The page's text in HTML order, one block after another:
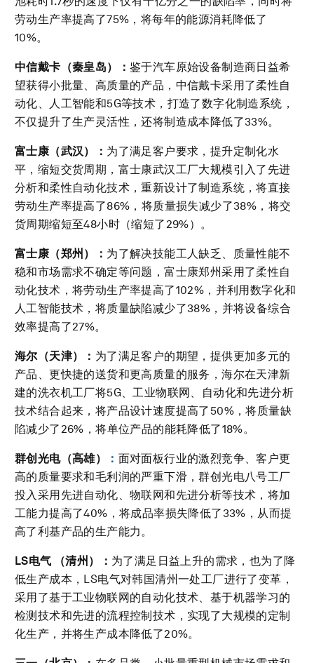
劳动生产率提高了75%，将每年的能源消耗降低了
10%。
中信戴卡（秦皇岛）： 鉴于汽车原始设备制造商日益希
望获得小批量、高质量的产品，中信戴卡采用了柔性自
动化、人工智能和5G等技术，打造了数字化制造系统，
不仅提升了生产灵活性，还将制造成本降低了33%。
富士康（武汉）： 为了满足客户要求，提升定制化水
平，缩短交货周期，富士康武汉工厂大规模引入了先进
分析和柔性自动化技术，重新设计了制造系统，将直接
劳动生产率提高了86%，将质量损失减少了38%，将交
货周期缩短至48小时（缩短了29%）。
富士康（郑州）： 为了解决技能工人缺乏、质量性能不
稳和市场需求不确定等问题，富士康郑州采用了柔性自
动化技术，将劳动生产率提高了102%，并利用数字化和
人工智能技术，将质量缺陷减少了38%，并将设备综合
效率提高了27%。
海尔（天津）： 为了满足客户的期望，提供更加多元的
产品、更快捷的送货和更高质量的服务，海尔在天津新
建的洗衣机工厂将5G、工业物联网、自动化和先进分析
技术结合起来，将产品设计速度提高了50%，将质量缺
陷减少了26%，将单位产品的能耗降低了18%。
群创光电（高雄） ： 面对面板行业的激烈竞争、客户更
高的质量要求和毛利润的严重下滑，群创光电八号工厂
投入采用先进自动化、物联网和先进分析等技术，将加
工能力提高了40%，将成品率损失降低了33%，从而提
高了利基产品的生产能力。
LS电气 （清州）： 为了满足日益上升的需求，也为了降
低生产成本，LS电气对韩国清州一处工厂进行了变革，
采用了基于工业物联网的自动化技术、基于机器学习的
检测技术和先进的流程控制技术，实现了大规模的定制
化生产，并将生产成本降低了20%。